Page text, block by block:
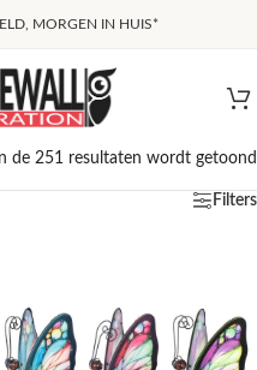
MORGEN IN HUIS*
de 251 resultaten wordt getoond
Filters